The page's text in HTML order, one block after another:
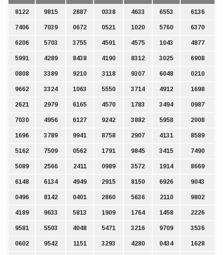
8122 9815 2887 0338 4633 6553 6136
7406 7039 0672 0521 1020 5760 6370
6206 5703 3755 4591 4575 1043 4877
5991 4289 8438 4190 8312 3025 6908
0808 3389 9210 3118 9307 6048 0210
9662 3324 1063 5550 3714 4912 1698
2621 2979 6165 4570 1783 3494 0987
7030 4956 6127 9242 3882 5958 2008
1696 3789 9941 8758 2907 4131 8589
5162 7509 0562 1791 9845 3415 7490
5089 2566 2411 0989 3572 1914 8669
6148 6134 4949 2915 8150 6926 9043
0496 8142 0401 2860 5636 2110 9802
4189 9633 5813 1909 1764 1458 2226
9581 5503 4048 5471 3216 9709 3536
0602 9542 1151 3293 4280 0434 1628